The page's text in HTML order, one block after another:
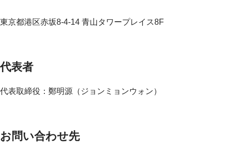
東京都港区赤坂8-4-14 青山タワープレイス8F
代表者
代表取締役：鄭明源（ジョンミョンウォン）
お問い合わせ先